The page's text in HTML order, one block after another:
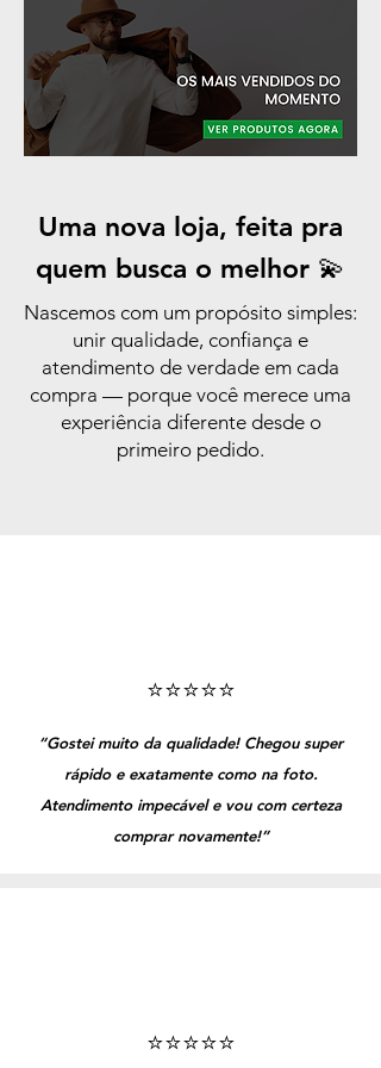
Uma nova loja, feita pra
quem busca o melhor 💫
Nascemos com um propósito simples:
unir qualidade, confiança e
atendimento de verdade em cada
compra — porque você merece uma
experiência diferente desde o
primeiro pedido.
⭐️⭐️⭐️⭐️⭐️
“Gostei muito da qualidade! Chegou super
rápido e exatamente como na foto.
Atendimento impecável e vou com certeza
comprar novamente!”
⭐️⭐️⭐️⭐️⭐️